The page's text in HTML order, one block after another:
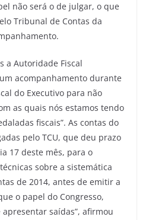
não será o de julgar, o que
Tribunal de Contas da
a Autoridade Fiscal
acompanhamento durante
do Executivo para não
as quais nós estamos tendo
fiscais”. As contas do
pelo TCU, que deu prazo
17 deste mês, para o
sobre a sistemática
de 2014, antes de emitir a
o papel do Congresso,
saídas”, afirmou